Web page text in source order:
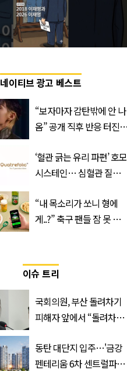
네이티브 광고 베스트
“보자마자 감탄밖에 안 나
옴” 공개 직후 반응 터진
‘혈관 긁는 유리 파편’ 호모
시스테인… 심혈관 질환
“내 목소리가 쏘니 형에
게..?” 축구 팬들 잠 못 들
이슈 트리
국회의원, 부산 돌려차기
피해자 앞에서 “돌려차기
동탄 대단지 입주…'금강
펜테리움 6차 센트럴파크'